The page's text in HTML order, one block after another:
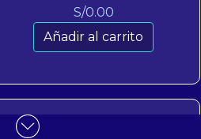
S/0.00
Añadir al carrito
MALLA ANTIPAJARO 6 X